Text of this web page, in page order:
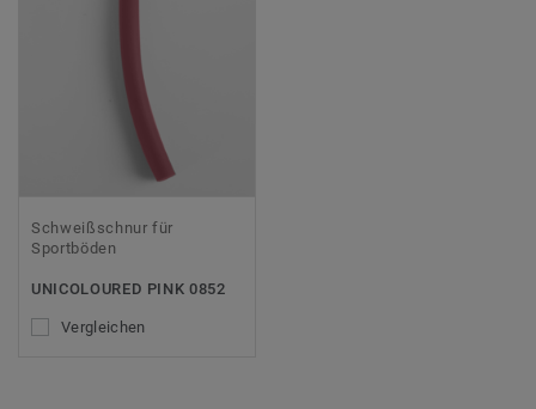
Schweißschnur für
Sportböden
UNICOLOURED PINK 0852
Vergleichen